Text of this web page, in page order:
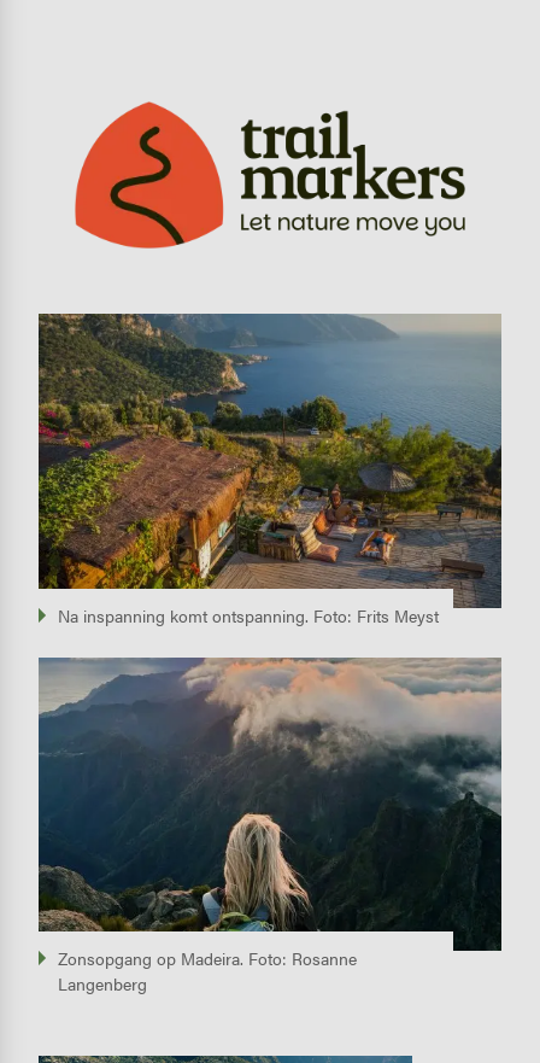
Image
Na inspanning komt ontspanning. Foto: Frits Meyst
Image
Zonsopgang op Madeira. Foto: Rosanne
Langenberg